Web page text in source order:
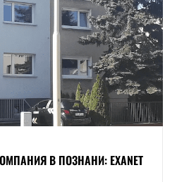
В ПОЗНАНИ: EXANET